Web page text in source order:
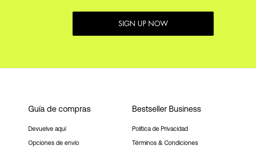
SIGN UP NOW
Guía de compras
Devuelve aquí
Opciones de envío
Bestseller Business
Política de Privacidad
Términos & Condiciones